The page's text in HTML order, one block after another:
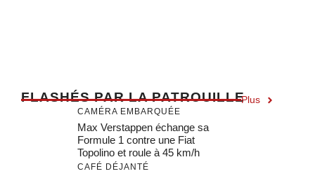
FLASHÉS PAR LA PATROUILLEPlus
CAMÉRA EMBARQUÉE
Max Verstappen échange sa
Formule 1 contre une Fiat
Topolino et roule à 45 km/h
CAFÉ DÉJANTÉ